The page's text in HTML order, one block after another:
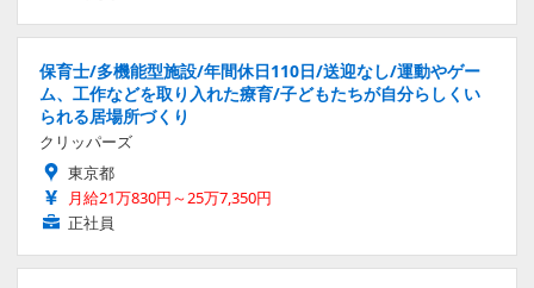
保育士/多機能型施設/年間休日110日/送迎なし/運動やゲー
ム、工作などを取り入れた療育/子どもたちが自分らしくい
られる居場所づくり
クリッパーズ
東京都
月給21万830円～25万7,350円
正社員